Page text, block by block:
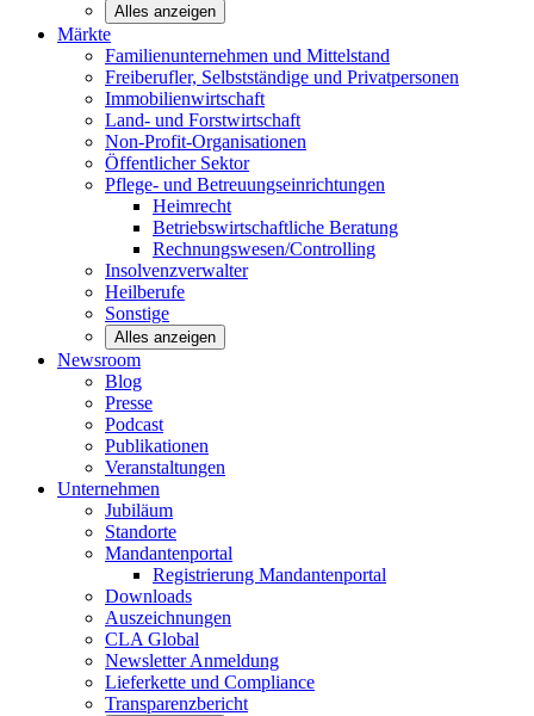
Alles anzeigen
Märkte
Familienunternehmen und Mittelstand
Freiberufler, Selbstständige und Privatpersonen
Immobilienwirtschaft
Land- und Forstwirtschaft
Non-Profit-Organisationen
Öffentlicher Sektor
Pflege- und Betreuungseinrichtungen
Heimrecht
Betriebswirtschaftliche Beratung
Rechnungswesen/Controlling
Insolvenzverwalter
Heilberufe
Sonstige
Alles anzeigen
Newsroom
Blog
Presse
Podcast
Publikationen
Veranstaltungen
Unternehmen
Jubiläum
Standorte
Mandantenportal
Registrierung Mandantenportal
Downloads
Auszeichnungen
CLAGlobal
NewsletterAnmeldung
Lieferkette und Compliance
Transparenzbericht